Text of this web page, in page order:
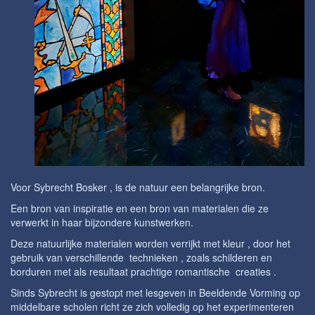
Voor Sybrecht Bosker , is de natuur een belangrijke bron.
Een bron van inspiratie en een bron van materialen die ze
verwerkt in haar bijzondere kunstwerken.
Deze natuurlijke materialen worden verrijkt met kleur , door het
gebruik van verschillende technieken , zoals schilderen en
borduren met als resultaat prachtige romantische creaties .
Sinds Sybrecht is gestopt met lesgeven in Beeldende Vorming op
middelbare scholen richt ze zich volledig op het experimenteren